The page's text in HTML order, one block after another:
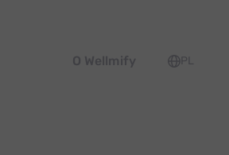
O Wellmify PL